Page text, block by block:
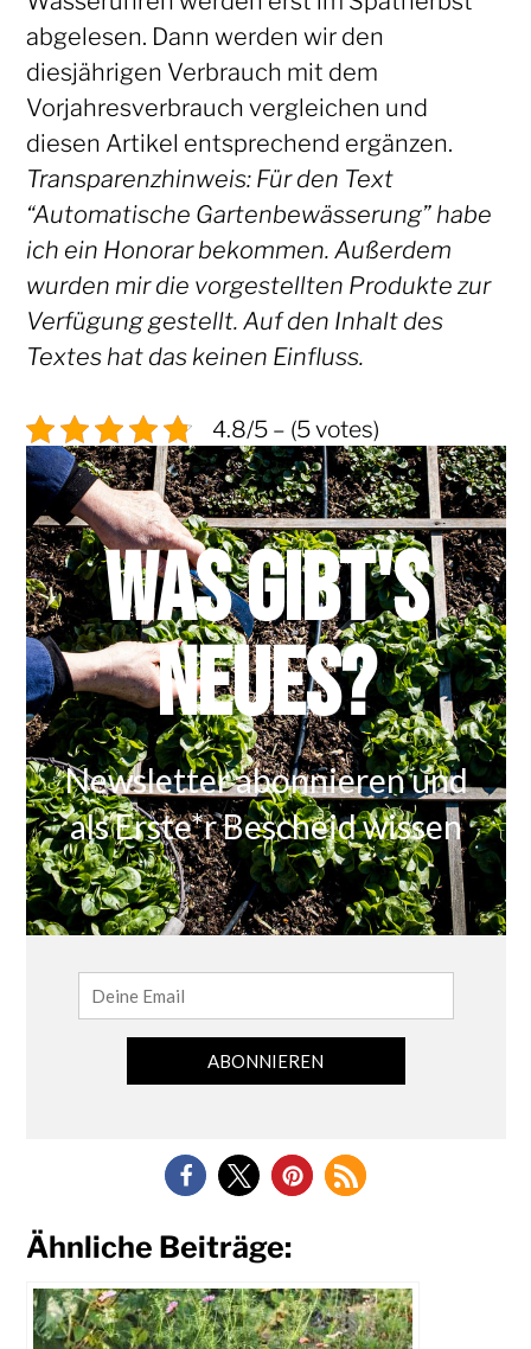
abgelesen. Dann werden wir den
diesjährigen Verbrauch mit dem
Vorjahresverbrauch vergleichen und
diesen Artikel entsprechend ergänzen.
Transparenzhinweis: Für den Text
“Automatische Gartenbewässerung” habe
ich ein Honorar bekommen. Außerdem
wurden mir die vorgestellten Produkte zur
Verfügung gestellt. Auf den Inhalt des
Textes hat das keinen Einfluss.
4.8/5 – (5 votes)
Ähnliche Beiträge: